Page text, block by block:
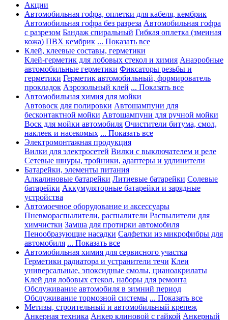
Акции
Автомобильная гофра, оплетки для кабеля, кембрик
Автомобильная гофра без разреза Автомобильная гофра
с разрезом Бандаж спиральный Гибкая оплетка (змеиная
кожа) ПВХ кембрик ... Показать все
Клей, клеевые составы, герметики
Клей-герметик для лобовых стекол и химия Анаэробные
автомобильные герметики Фиксаторы резьбы и
герметики Герметик автомобильный, формирователь
прокладок Аэрозольный клей ... Показать все
Автомобильная химия для мойки
Автовоск для полировки Автошампуни для
бесконтактной мойки Автошампуни для ручной мойки
Воск для мойки автомобиля Очистители битума, смол,
наклеек и насекомых ... Показать все
Электромонтажная продукция
Вилки для электросетей Вилки с выключателем и реле
Сетевые шнуры, тройники, адаптеры и удлинители
Батарейки, элементы питания
Алкалиновые батарейки Литиевые батарейки Солевые
батарейки Аккумуляторные батарейки и зарядные
устройства
Автомоечное оборудование и аксессуары
Пневмораспылители, распылители Распылители для
химчистки Замша для протирки автомобиля
Пенообразующие насадки Салфетки из микрофибры для
автомобиля ... Показать все
Автомобильная химия для сервисного участка
Герметики радиатора и устранители течи Клеи
универсальные, эпоксидные смолы, цианоакрилаты
Клей для лобовых стекол, наборы для ремонта
Обслуживание автомобиля в зимний период
Обслуживание тормозной системы ... Показать все
Метизы, строительный и автомобильный крепеж
Анкерная техника Анкер клиновой с гайкой Анкерный